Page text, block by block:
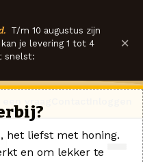
T/m 10 augustus zijn
je levering 1 tot 4
snelst:
×
het liefst met honing.
en om lekker te